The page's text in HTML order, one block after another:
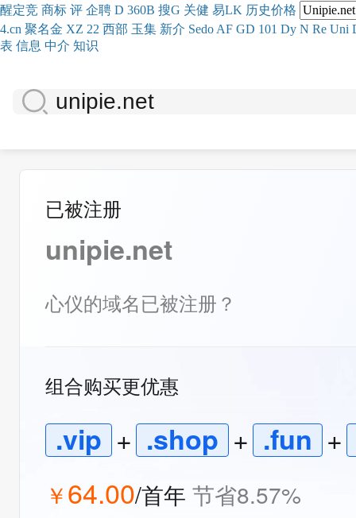
醒定竞 商标 评 企聘 D 360B 搜G 关健 易LK 历史价格
4.cn 聚名金 XZ 22 西部 玉集 新介 Sedo AF GD 101 Dy N Re Uni
表 信息 中介 知识